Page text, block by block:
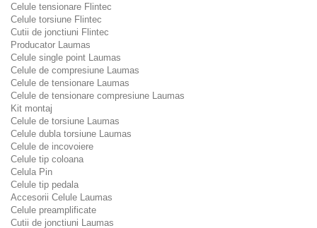
Celule tensionare Flintec
Celule torsiune Flintec
Cutii de jonctiuni Flintec
Producator Laumas
Celule single point Laumas
Celule de compresiune Laumas
Celule de tensionare Laumas
Celule de tensionare compresiune Laumas
Kit montaj
Celule de torsiune Laumas
Celule dubla torsiune Laumas
Celule de incovoiere
Celule tip coloana
Celula Pin
Celule tip pedala
Accesorii Celule Laumas
Celule preamplificate
Cutii de jonctiuni Laumas